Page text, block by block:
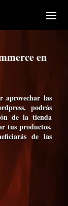
en
aprovechar las
podrás
de la tienda
tus productos.
de las